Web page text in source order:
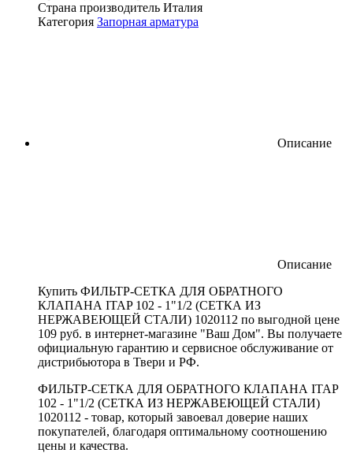
Страна производитель Италия
Категория Запорная арматура
Описание
Описание
Купить ФИЛЬТР-СЕТКА ДЛЯ ОБРАТНОГО
КЛАПАНА ITAP 102 - 1"1/2 (СЕТКА ИЗ
НЕРЖАВЕЮЩЕЙ СТАЛИ) 1020112 по выгодной цене
109 руб. в интернет-магазине "Ваш Дом". Вы получаете
официальную гарантию и сервисное обслуживание от
дистрибьютора в Твери и РФ.
ФИЛЬТР-СЕТКА ДЛЯ ОБРАТНОГО КЛАПАНА ITAP
102 - 1"1/2 (СЕТКА ИЗ НЕРЖАВЕЮЩЕЙ СТАЛИ)
1020112 - товар, который завоевал доверие наших
покупателей, благодаря оптимальному соотношению
цены и качества.